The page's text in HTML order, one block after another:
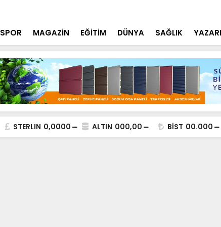
SPOR MAGAZİN EĞİTİM DÜNYA SAĞLIK
STERLIN 0,0000 ALTIN 000,00 BİST 00.000